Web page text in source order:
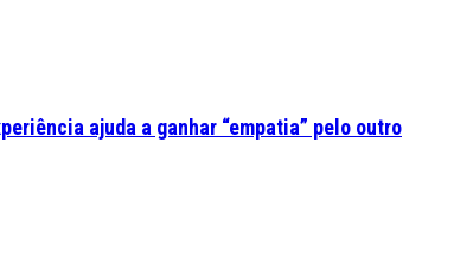
ajuda a ganhar “empatia” pelo outro